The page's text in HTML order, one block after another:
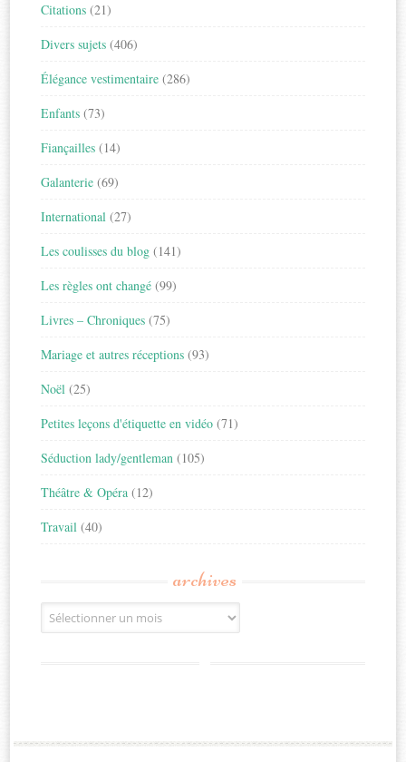
Citations (21)
Divers sujets (406)
Élégance vestimentaire (286)
Enfants (73)
Fiançailles (14)
Galanterie (69)
International (27)
Les coulisses du blog (141)
Les règles ont changé (99)
Livres – Chroniques (75)
Mariage et autres réceptions (93)
Noël (25)
Petites leçons d'étiquette en vidéo (71)
Séduction lady/gentleman (105)
Théâtre & Opéra (12)
Travail (40)
archives
Archives